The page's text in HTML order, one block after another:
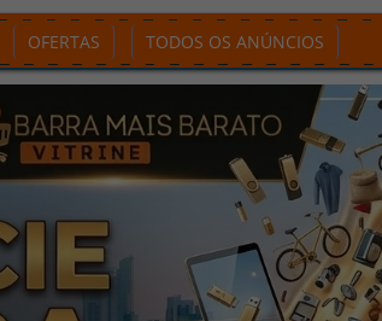
OFERTAS TODOS OS ANÚNCIOS